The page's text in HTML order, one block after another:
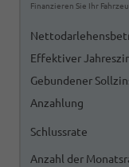
Finanzieren Sie Ihr
Effektiver
Gebundener
Anzahlung
Schlussrate
Anzahl der